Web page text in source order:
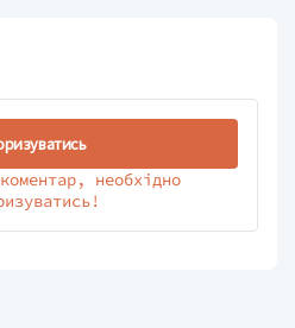
необхідно